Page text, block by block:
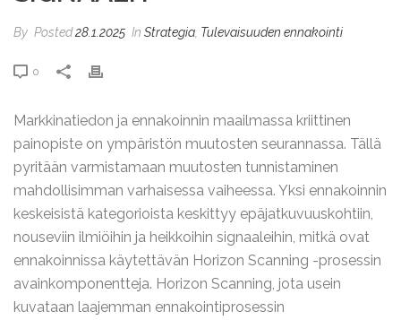
By Posted28.1.2025 In Strategia Tulevaisuuden ennakointi
0
Markkinatiedon ja ennakoinnin maailmassa kriittinen
painopiste on ympäristön muutosten seurannassa. Tällä
pyritään varmistamaan muutosten tunnistaminen
mahdollisimman varhaisessa vaiheessa. Yksi ennakoinnin
keskeisistä kategorioista keskittyy epäjatkuvuuskohtiin,
nouseviin ilmiöihin ja heikkoihin signaaleihin, mitkä ovat
ennakoinnissa käytettävän Horizon Scanning -prosessin
avainkomponentteja. Horizon Scanning, jota usein
kuvataan laajemman ennakointiprosessin